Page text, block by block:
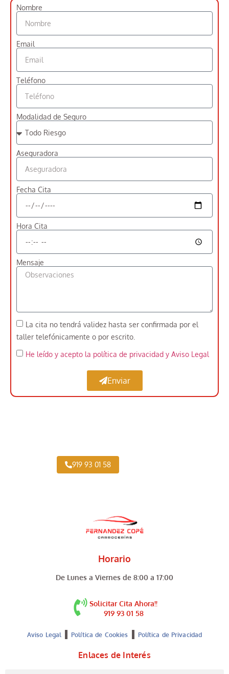
Nombre
Email
Teléfono
Modalidad de Seguro
Aseguradora
Fecha Cita
Hora Cita
Mensaje
La cita no tendrá validez hasta ser confirmada por el
taller telefónicamente o por escrito.
He leído y acepto la política de privacidad y Aviso Legal
Enviar
919 93 01 58
Horario
De Lunes a Viernes de 8:00 a 17:00
Solicitar Cita Ahora!!
919 93 01 58
Aviso Legal Política de Cookies Política de Privacidad
Enlaces de Interés